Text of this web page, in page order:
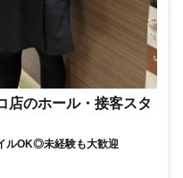
店のホール・接客スタ
ルOK◎未経験も大歓迎